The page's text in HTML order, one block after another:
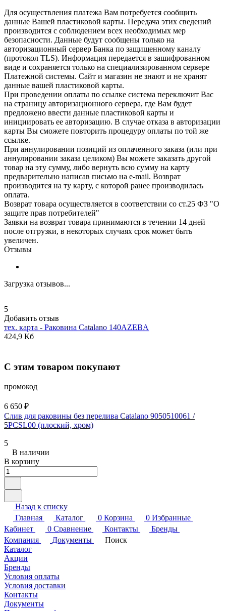
Для осуществления платежа Вам потребуется сообщить
данные Вашей пластиковой карты. Передача этих сведений
производится с соблюдением всех необходимых мер
безопасности. Данные будут сообщены только на
авторизационный сервер Банка по защищенному каналу
(протокол TLS). Информация передается в зашифрованном
виде и сохраняется только на специализированном сервере
Платежной системы. Сайт и магазин не знают и не хранят
данные вашей пластиковой карты.
При проведении оплаты по ссылке система переключит Вас
на страницу авторизационного сервера, где Вам будет
предложено ввести данные пластиковой карты и
инициировать ее авторизацию. В случае отказа в авторизации
карты Вы сможете повторить процедуру оплаты по той же
ссылке.
При аннулировании позиций из оплаченного заказа (или при
аннулировании заказа целиком) Вы можете заказать другой
товар на эту сумму, либо вернуть всю сумму на карту
предварительно написав письмо на e-mail. Возврат
производится на ту карту, с которой ранее производилась
оплата.
Возврат товара осуществляется в соответствии со ст.25 ФЗ "О
защите прав потребителей"
Заявки на возврат товара принимаются в течении 14 дней
после отгрузки, в некоторых случаях срок может быть
увеличен.
Отзывы
Загрузка отзывов...
5
Добавить отзыв
тех. карта - Раковина Catalano 140AZEBA
424,9 Кб
С этим товаром покупают
промокод
6 650 ₽
Слив для раковины без перелива Catalano 9050510061 /
5PCSL00 (плоский, хром)
5
В наличии
В корзину
Назад к списку
Главная
Каталог 0 Корзина 0 Избранные
Кабинет
0 Сравнение Контакты
Бренды
Компания
Документы
Поиск
Каталог
Акции
Бренды
Условия оплаты
Условия доставки
Контакты
Документы